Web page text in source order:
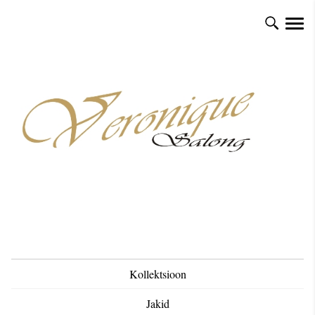
Kollektsioon
Jakid